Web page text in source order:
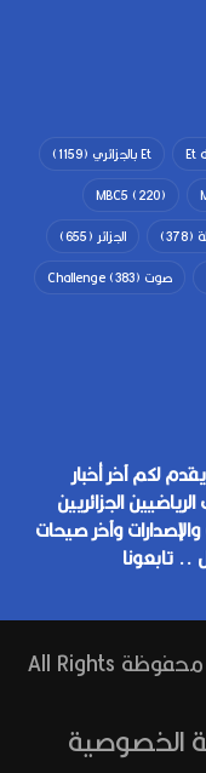
Et Et بالجزائري
(1159)
MBC5 (220)
(378) الجزائر (655)
صوت Challenge (383)
لكم آخر أخبار
الجزائريين
والإصدارات وآخر صيحات
.. تابعونا
© Copyright 2026, جميع الحقوق محفوظة All Rights
الخصوصية